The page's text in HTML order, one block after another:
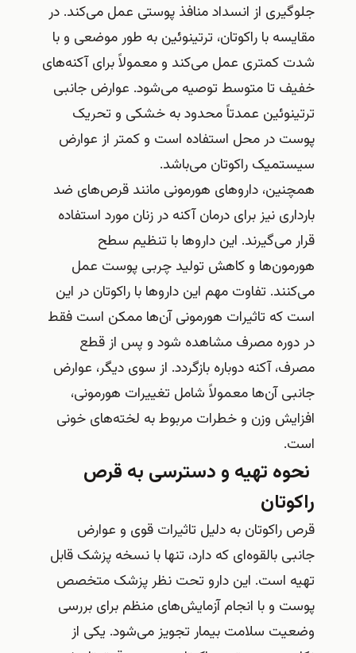
جلوگیری از انسداد منافذ پوستی عمل می‌کند. در
مقایسه با راکوتان، ترتینوئین به طور موضعی و با
شدت کمتری عمل می‌کند و معمولاً برای آکنه‌های
خفیف تا متوسط توصیه می‌شود. عوارض جانبی
ترتینوئین عمدتاً محدود به خشکی و تحریک
پوست در محل استفاده است و کمتر از عوارض
سیستمیک راکوتان می‌باشد.
همچنین، داروهای هورمونی مانند قرص‌های ضد
بارداری نیز برای درمان آکنه در زنان مورد استفاده
قرار می‌گیرند. این داروها با تنظیم سطح
هورمون‌ها و کاهش تولید چربی پوست عمل
می‌کنند. تفاوت مهم این داروها با راکوتان در این
است که تاثیرات هورمونی آن‌ها ممکن است فقط
در دوره مصرف مشاهده شود و پس از قطع
مصرف، آکنه دوباره بازگردد. از سوی دیگر، عوارض
جانبی آن‌ها معمولاً شامل تغییرات هورمونی،
افزایش وزن و خطرات مربوط به لخته‌های خونی
است.
نحوه تهیه و دسترسی به قرص
راکوتان
قرص راکوتان به دلیل تاثیرات قوی و عوارض
جانبی بالقوه‌ای که دارد، تنها با نسخه پزشک قابل
تهیه است. این دارو تحت نظر پزشک متخصص
پوست و با انجام آزمایش‌های منظم برای بررسی
وضعیت سلامت بیمار تجویز می‌شود. یکی از